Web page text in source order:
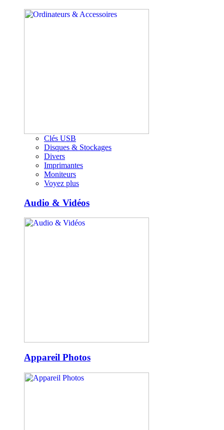
Clés USB
Disques & Stockages
Divers
Imprimantes
Moniteurs
Voyez plus
Audio & Vidéos
Appareil Photos